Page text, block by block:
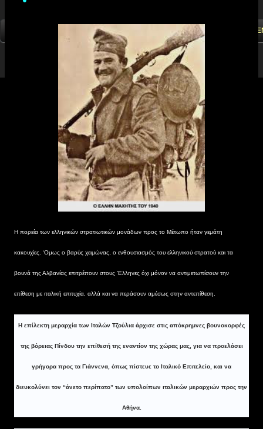
YOUTUBE FACEBOOK
Η πορεία των ελληνικών στρατιωτικών μονάδων προς το Μέτωπο ήταν γεμάτη
κακουχίες. ‘Ομως ο βαρύς χειμώνας, ο ενθουσιασμός του ελληνικού στρατού και τα
βουνά της Αλβανίας επιτρέπουν στους ‘Ελληνες όχι μόνον να αντιμετωπίσουν την
επίθεση με ιταλική επιτυχία, αλλά και να περάσουν αμέσως στην αντεπίθεση.
H επίλεκτη μεραρχία των Ιταλών Τζούλια άρχισε στις απόκρημνες βουνοκορφές
της βόρειας Πίνδου την επίθεσή της εναντίον της χώρας μας, για να προελάσει
γρήγορα προς τα Γιάννενα, όπως πίστευε το Ιταλικό Επιτελείο, και να
διευκολύνει τον “άνετο περίπατο” των υπολοίπων ιταλικών μεραρχιών προς την
Αθήνα.